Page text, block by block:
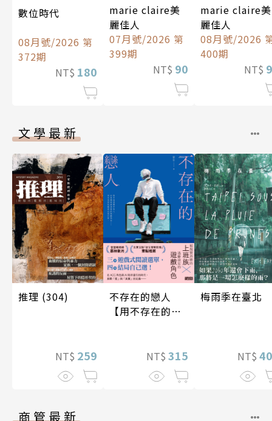
數位時代
08月號/2026 第
372期
NT$ 180
marie claire美
麗佳人
07月號/2026 第
399期
NT$ 90
marie claire美
麗佳人
08月號/2026
400期
NT$
文學最新
推理 (304)
NT$ 259
不存在的戀人
【用不存在的
NT$ 315
梅雨季在臺北
NT$
商管最新